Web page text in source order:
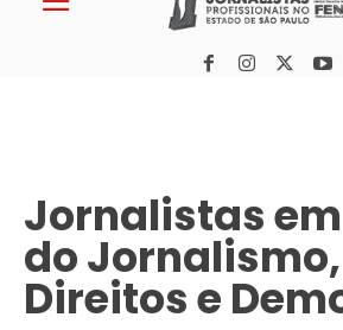
Jornalistas
do Jornalismo,
Direitos e